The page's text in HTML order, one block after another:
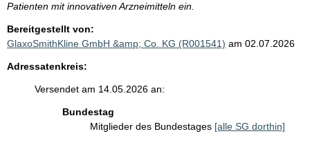
Patienten mit innovativen Arzneimitteln ein.
Bereitgestellt von:
GlaxoSmithKline GmbH &amp; Co. KG (R001541) am 02.07.2026
Adressatenkreis:
Versendet am 14.05.2026 an:
Bundestag
Mitglieder des Bundestages [alle SG dorthin]